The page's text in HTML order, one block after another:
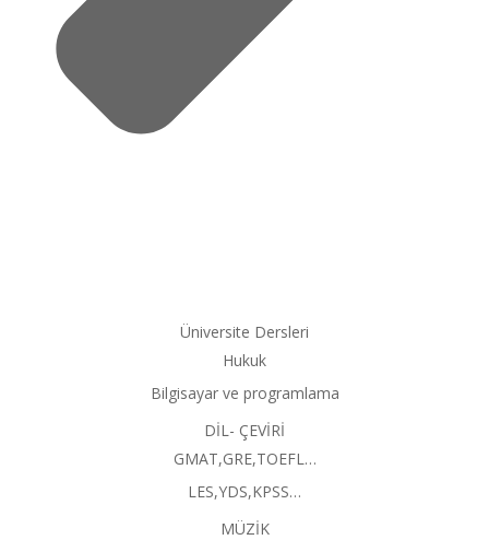
Üniversite Dersleri
Hukuk
Bilgisayar ve programlama
DİL- ÇEVİRİ
GMAT,GRE,TOEFL…
LES,YDS,KPSS…
MÜZİK